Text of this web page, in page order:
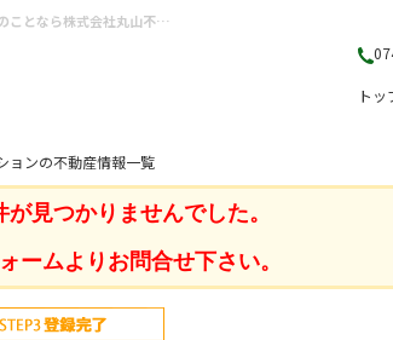
奈良県 奈良市西大寺国見町 中古マンション｜奈良県（奈良市・生駒市・大和郡山市）の不動産売却・購入のことなら株式会社丸山不動産販売
トッ
ョンの不動産情報一覧
見つかりませんでした。
ームよりお問合せ下さい。